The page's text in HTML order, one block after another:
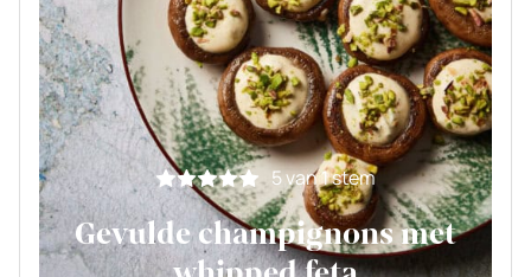
5van 1 stem
Gevulde champignons met